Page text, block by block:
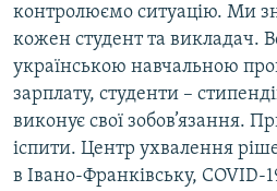
контролюємо ситуацію. Ми
кожен студент та викладач.
українською навчальною
зарплату, студенти –
виконує свої зобов’язання.
іспити. Центр ухвалення
в Івано-Франківську, COVID-